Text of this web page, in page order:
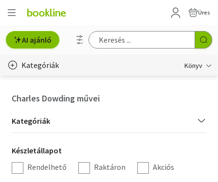
Üres
AI ajánló
Kategóriák Könyv
Hobbi, szabadidő
Irodalom
Charles Dowding művei
Kategória
szűrés
Kategóriák
Készletállapot
szűrés
Készletállapot
Rendelhető
Raktáron Akciós